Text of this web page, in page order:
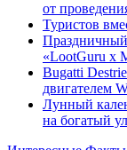
от
Туристов
«LootGuru х
Bugatti
двигателем
Лунный
на богатый